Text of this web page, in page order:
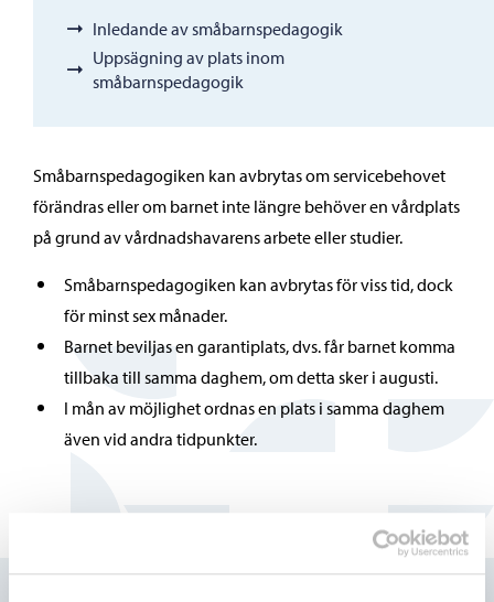
Inledande av småbarnspedagogik
Uppsägning av plats inom
småbarnspedagogik
Småbarnspedagogiken kan avbrytas om servicebehovet
förändras eller om barnet inte längre behöver en vårdplats
på grund av vårdnadshavarens arbete eller studier.
Småbarnspedagogiken kan avbrytas för viss tid, dock
för minst sex månader.
Barnet beviljas en garantiplats, dvs. får barnet komma
tillbaka till samma daghem, om detta sker i augusti.
I mån av möjlighet ordnas en plats i samma daghem
även vid andra tidpunkter.